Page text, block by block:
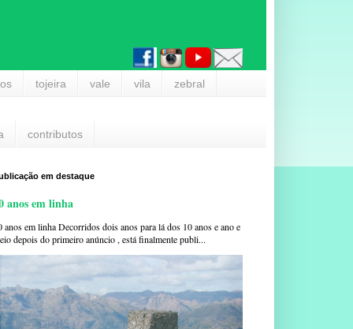
tojeira vale vila zebral
contributos
em destaque
anos em linha
anos em linha Decorridos dois anos para lá dos 10 anos e ano e
depois do primeiro anúncio , está finalmente publi...